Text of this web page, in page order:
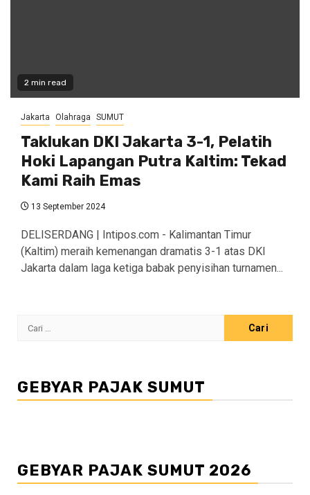
2 min read
Jakarta Olahraga SUMUT
Taklukan DKI Jakarta 3-1, Pelatih
Hoki Lapangan Putra Kaltim: Tekad
Kami Raih Emas
13 September 2024
DELISERDANG | Intipos.com - Kalimantan Timur
(Kaltim) meraih kemenangan dramatis 3-1 atas DKI
Jakarta dalam laga ketiga babak penyisihan turnamen...
Cari
GEBYAR PAJAK SUMUT
GEBYAR PAJAK SUMUT 2026